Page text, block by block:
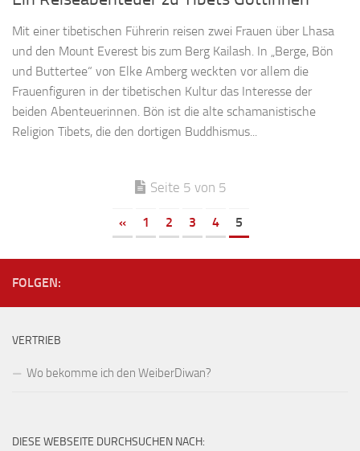
Mit einer tibetischen Führerin reisen zwei Frauen über Lhasa
und den Mount Everest bis zum Berg Kailash. In „Berge, Bön
und Buttertee“ von Elke Amberg weckten vor allem die
Frauenfiguren in der tibetischen Kultur das Interesse der
beiden Abenteuerinnen. Bön ist die alte schamanistische
Religion Tibets, die den dortigen Buddhismus...
Seite 5 von 5
« 1 2 3 4 5
FOLGEN:
VERTRIEB
Wo bekomme ich den WeiberDiwan?
DIESE WEBSEITE DURCHSUCHEN NACH: